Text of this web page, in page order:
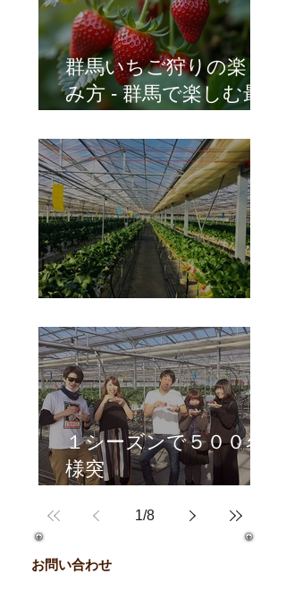
群馬いちご狩りの楽し
み方 - 群馬で楽しむ最
１シーズンで５００名
様突
人気のいちご大福体験♪
1/8
お問い合わせ